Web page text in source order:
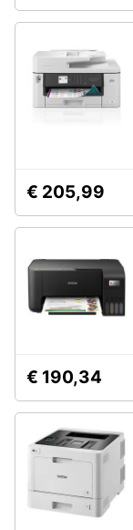
€ 205,99
€ 190,34